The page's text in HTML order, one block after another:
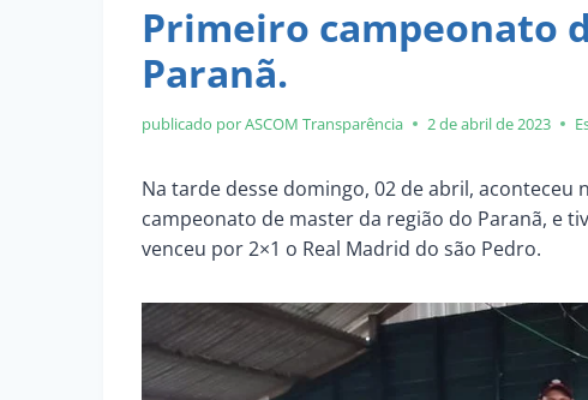
Primeiro campeonato
Paranã.
publicado por ASCOM Transparência 2 de abril de 2023
Na tarde desse domingo, 02 de abril,
campeonato de master da região do Paranã, e
venceu por 2×1 o Real Madrid do são Pedro.